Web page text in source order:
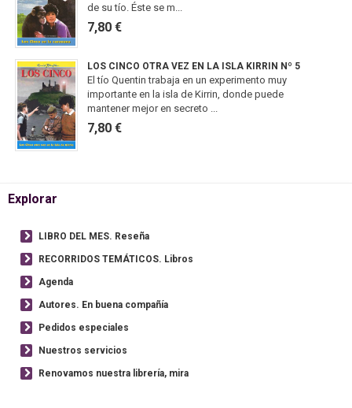
de su tío. Éste se m...
7,80 €
LOS CINCO OTRA VEZ EN LA ISLA KIRRIN Nº 5
El tío Quentin trabaja en un experimento muy
importante en la isla de Kirrin, donde puede
mantener mejor en secreto ...
7,80 €
Explorar
LIBRO DEL MES. Reseña
RECORRIDOS TEMÁTICOS. Libros
Agenda
Autores. En buena compañía
Pedidos especiales
Nuestros servicios
Renovamos nuestra librería, mira